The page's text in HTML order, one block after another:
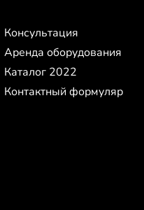
Консультация
Аренда оборудования
Каталог 2022
Контактный формуляр